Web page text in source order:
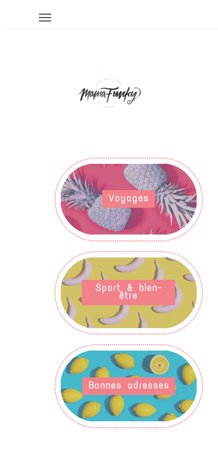
Voyages
Sport & bien-
être
Bonnes adresses